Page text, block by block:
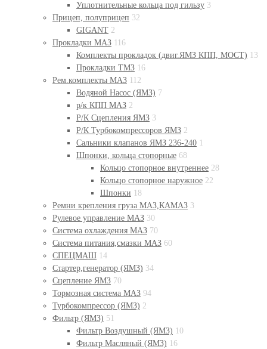
Уплотнительные кольца под гильзу 3
Прицеп, полуприцеп 32
GIGANT 2
Прокладки МАЗ 116
Комплекты прокладок (двиг.ЯМЗ КПП, МОСТ) 13
Прокладки ТМЗ 16
Рем.комплекты МАЗ 112
Водяной Насос (ЯМЗ) 7
р/к КПП МАЗ 2
Р/К Сцепления ЯМЗ 3
Р/К Турбокомпрессоров ЯМЗ 2
Сальники клапанов ЯМЗ 236-240 1
Шпонки, кольца стопорные 68
Кольцо стопорное внутреннее 28
Кольцо стопорное наружное 22
Шпонки 18
Ремни крепления груза МАЗ,КАМАЗ 3
Рулевое управление МАЗ 30
Система охлаждения МАЗ 70
Система питания,смазки МАЗ 60
СПЕЦМАШ 14
Стартер,генератор (ЯМЗ) 34
Сцепление ЯМЗ 70
Тормозная система МАЗ 94
Турбокомпрессор (ЯМЗ) 2
Фильтр (ЯМЗ) 51
Фильтр Воздушный (ЯМЗ) 10
Фильтр Масляный (ЯМЗ) 16